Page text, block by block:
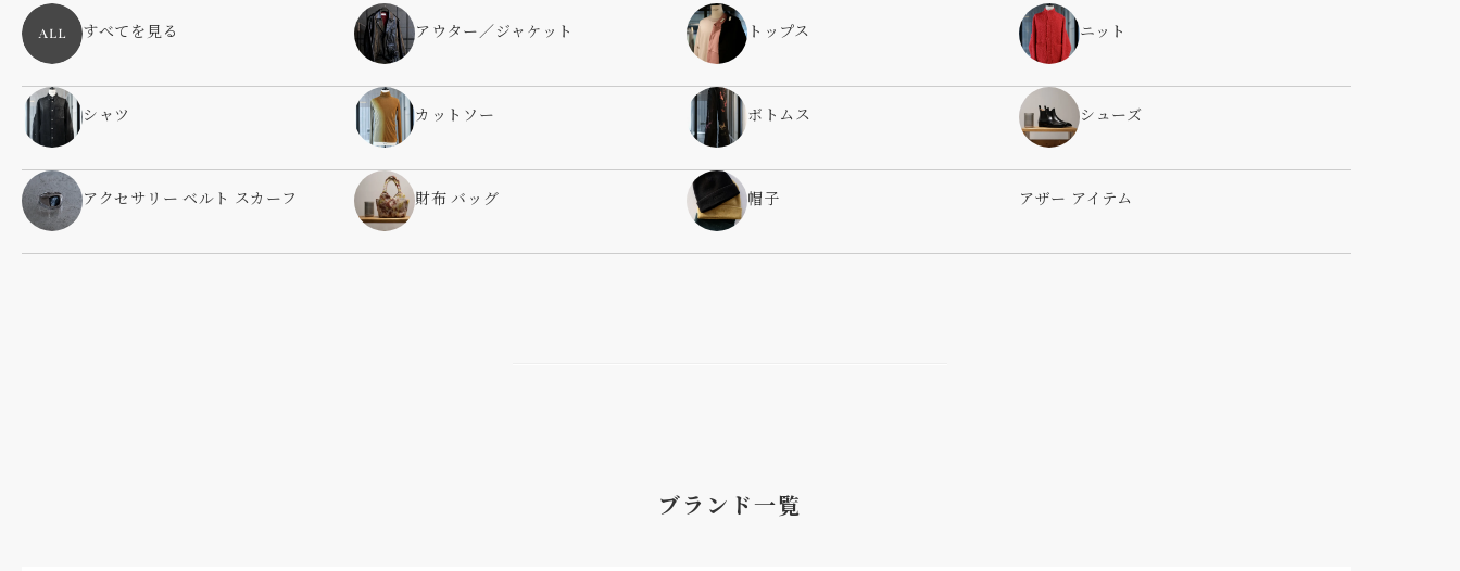
すべてを見る アウター／ジャケット トップス ニット
シャツ カットソー ボトムス シューズ
アクセサリー ベルト スカーフ 財布 バッグ 帽子 アザー アイテム
ブランド一覧